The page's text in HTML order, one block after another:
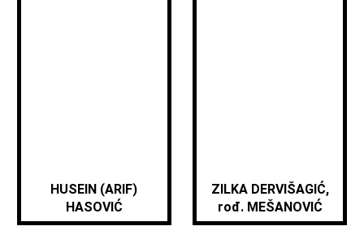
HUSEIN (ARIF)
HASOVIĆ
ZILKA DERVIŠAGIĆ,
rođ. MEŠANOVIĆ